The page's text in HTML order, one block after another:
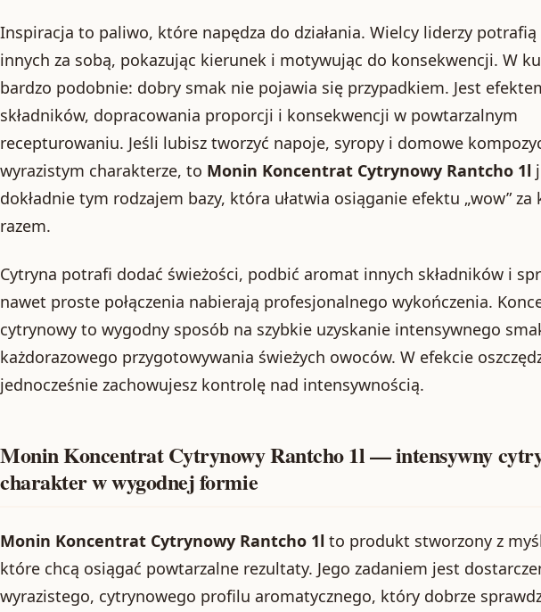
Inspiracja to paliwo, które napędza do działania. Wielcy liderzy
innych za sobą, pokazując kierunek i motywując do konsekwencji. W
bardzo podobnie: dobry smak nie pojawia się przypadkiem. Jest
składników, dopracowania proporcji i konsekwencji w powtarzalnym
recepturowaniu. Jeśli lubisz tworzyć napoje, syropy i domowe
wyrazistym charakterze, to Monin Koncentrat Cytrynowy Rantcho 1l
dokładnie tym rodzajem bazy, która ułatwia osiąganie efektu „wow” za
razem.
Cytryna potrafi dodać świeżości, podbić aromat innych składników i
nawet proste połączenia nabierają profesjonalnego wykończenia.
cytrynowy to wygodny sposób na szybkie uzyskanie intensywnego
każdorazowego przygotowywania świeżych owoców. W efekcie
jednocześnie zachowujesz kontrolę nad intensywnością.
Monin Koncentrat Cytrynowy Rantcho 1l — intensywny
charakter w wygodnej formie
Monin Koncentrat Cytrynowy Rantcho 1l to produkt stworzony z
które chcą osiągać powtarzalne rezultaty. Jego zadaniem jest
wyrazistego, cytrynowego profilu aromatycznego, który dobrze